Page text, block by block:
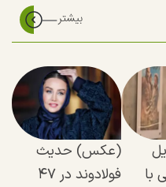
با
(عکس) حدیث
فولادوند در ۴۷